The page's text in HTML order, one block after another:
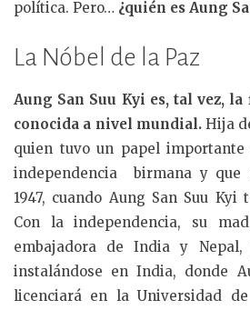
política. Pero… ¿quién es Aung
La Nóbel de la Paz
Aung San Suu Kyi es, tal vez,
conocida a nivel mundial.Hija
quien tuvo un papel
independencia birmana y que
1947, cuando Aung San Suu Kyi
Con la independencia, su
embajadora de India y
instalándose en India, donde
licenciará en la Universidad